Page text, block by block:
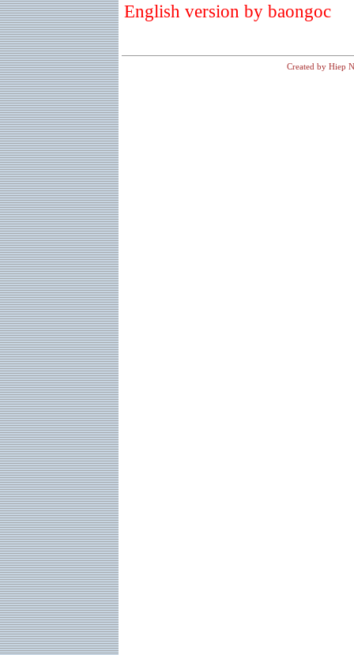
English version by baongoc
Created by Hiep